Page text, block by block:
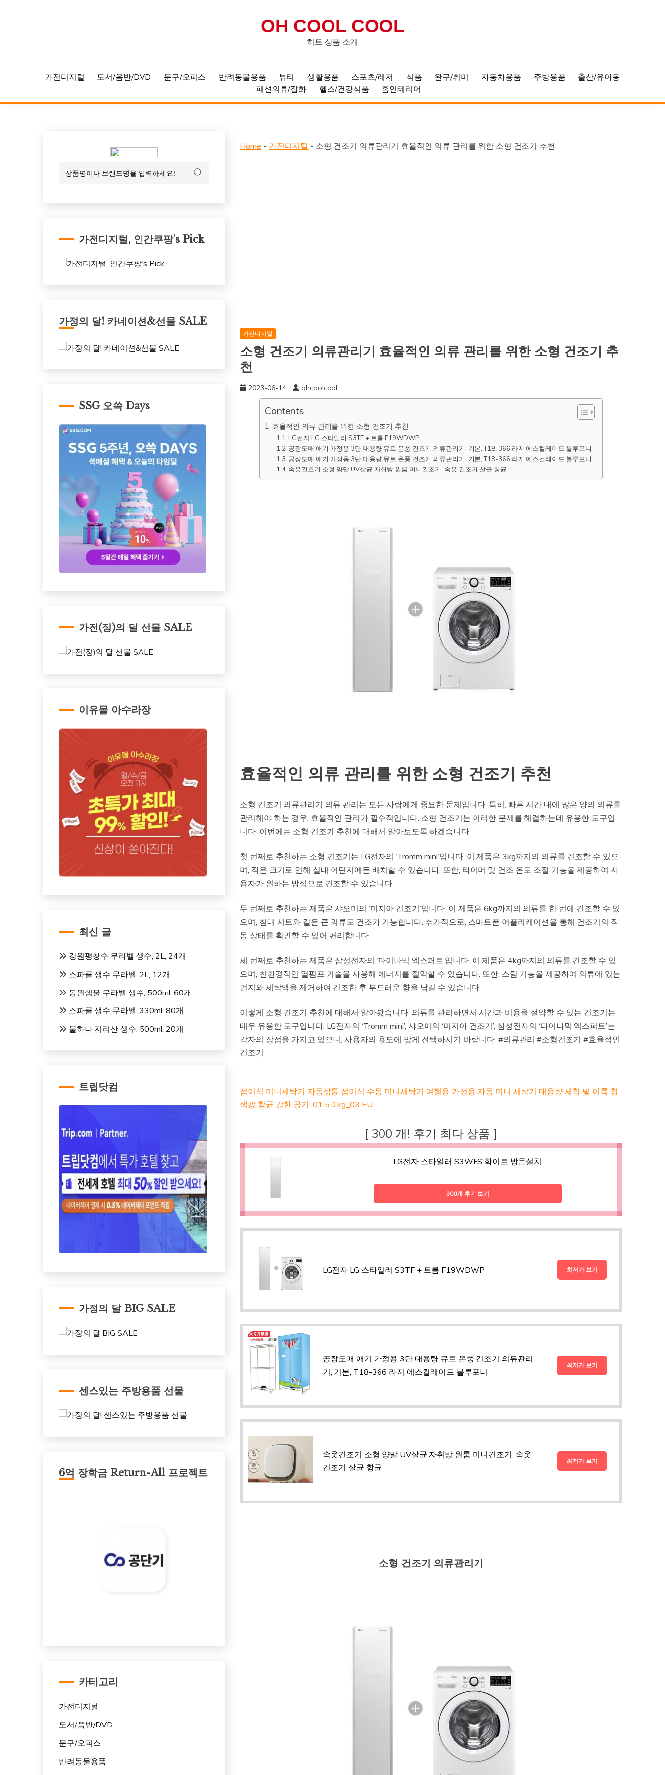
OH COOL COOL
히트 상품 소개
가전디지털 도서/음반/DVD 문구/오피스 반려동물용품 뷰티 생활용품 스포츠/레저 식품 완구/취미 자동차용품 주방용품
출산/유아동
패션의류/잡화
헬스/건강식품 홈인테리어
Home - 가전디지털 - 소형 건조기 의류관리기 효율적인 의류 관리를 위한 소형 건조기 추천
가전디지털
소형 건조기 의류관리기 효율적인 의류 관리를 위한 소형 건조기 추
천
2023-06-14 ohcoolcool
Contents
효율적인 의류 관리를 위한 소형 건조기 추천
LG전자 LG 스타일러 S3TF + 트롬 F19WDWP
공장도매 애기 가정용 3단 대용량 뮤트 온풍 건조기 의류관리기, 기본, T18-366 라지 에스컬레이드 블루포니
공장도매 애기 가정용 3단 대용량 뮤트 온풍 건조기 의류관리기, 기본, T18-366 라지 에스컬레이드 블루포니
속옷건조기 소형 양말 UV살균 자취방 원룸 미니건조기, 속옷 건조기 살균 항균
효율적인 의류 관리를 위한 소형 건조기 추천
소형 건조기 의류관리기 의류 관리는 모든 사람에게 중요한 문제입니다. 특히, 빠른 시간 내에 많은 양의 의류를
관리해야 하는 경우, 효율적인 관리가 필수적입니다. 소형 건조기는 이러한 문제를 해결하는데 유용한 도구입
니다. 이번에는 소형 건조기 추천에 대해서 알아보도록 하겠습니다.
첫 번째로 추천하는 소형 건조기는 LG전자의 ‘Tromm mini’입니다. 이 제품은 3kg까지의 의류를 건조할 수 있으
며, 작은 크기로 인해 실내 어딘지에든 배치할 수 있습니다. 또한, 타이머 및 건조 온도 조절 기능을 제공하여 사
용자가 원하는 방식으로 건조할 수 있습니다.
두 번째로 추천하는 제품은 샤오미의 ‘미지아 건조기’입니다. 이 제품은 6kg까지의 의류를 한 번에 건조할 수 있
으며, 침대 시트와 같은 큰 의류도 건조가 가능합니다. 추가적으로, 스마트폰 어플리케이션을 통해 건조기의 작
동 상태를 확인할 수 있어 편리합니다.
세 번째로 추천하는 제품은 삼성전자의 ‘다이나믹 엑스퍼트’입니다. 이 제품은 4kg까지의 의류를 건조할 수 있
으며, 친환경적인 열펌프 기술을 사용해 에너지를 절약할 수 있습니다. 또한, 스팀 기능을 제공하여 의류에 있는
먼지와 세탁액을 제거하여 건조한 후 부드러운 향을 남길 수 있습니다.
이렇게 소형 건조기 추천에 대해서 알아봤습니다. 의류를 관리하면서 시간과 비용을 절약할 수 있는 건조기는
매우 유용한 도구입니다. LG전자의 ‘Tromm mini’, 샤오미의 ‘미지아 건조기’, 삼성전자의 ‘다이나믹 엑스퍼트’는
각자의 장점을 가지고 있으니, 사용자의 용도에 맞게 선택하시기 바랍니다. #의류관리 #소형건조기 #효율적인
건조기
접이식 미니세탁기 자동삶통 접이식 수동 미니세탁기 여행용 가정용 자동 미니 세탁기 대용량 세척 및 이륙 청
색광 항균 강한 공기, 01 5.0.kg_03 EU
[ 300 개! 후기 최다 상품 ]
LG전자 스타일러 S3WFS 화이트 방문설치
300개 후기 보기
LG전자 LG 스타일러 S3TF + 트롬 F19WDWP 최저가 보기
공장도매 애기 가정용 3단 대용량 뮤트 온풍 건조기 의류관리
기, 기본, T18-366 라지 에스컬레이드 블루포니
최저가 보기
속옷건조기 소형 양말 UV살균 자취방 원룸 미니건조기, 속옷
건조기 살균 항균
최저가 보기
소형 건조기 의류관리기
가전디지털, 인간쿠팡’s Pick
가정의 달! 카네이션&선물 SALE
SSG 오쓱 Days
가전(정)의 달 선물 SALE
이유몰 아수라장
최신 글
강원평창수 무라벨 생수, 2L, 24개
스파클 생수 무라벨, 2L, 12개
동원샘물 무라벨 생수, 500ml, 60개
스파클 생수 무라벨, 330ml, 80개
물하나 지리산 생수, 500ml, 20개
트립닷컴
가정의 달 BIG SALE
센스있는 주방용품 선물
6억 장학금 Return-All 프로젝트
카테고리
가전디지털
도서/음반/DVD
문구/오피스
반려동물용품